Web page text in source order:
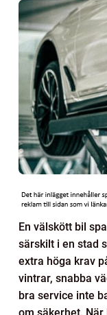
En välskött bil
särskilt i en stad
extra höga krav
vintrar, snabba
bra service inte